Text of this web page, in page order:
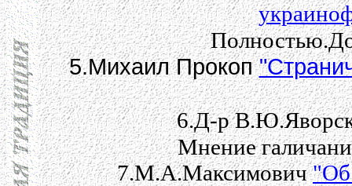
5.Михаил Прокоп
6.Д-р
Мнение
7.М.А.Максимович"Об